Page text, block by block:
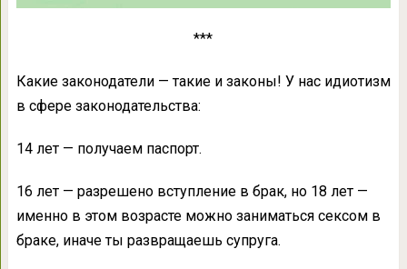
***
Какие законодатели — такие и законы! У нас идиотизм
в сфере законодательства:
14 лет — получаем паспорт.
16 лет — разрешено вступление в брак, но 18 лет —
именно в этом возрасте можно заниматься cекcом в
браке, иначе ты развращаешь супруга.